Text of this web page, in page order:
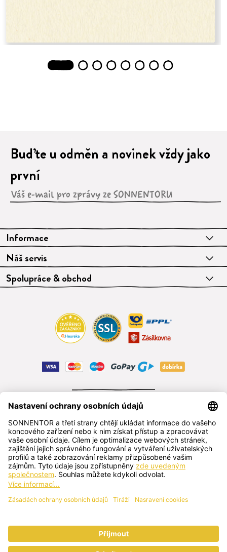
2 3 4 5 6 7 8
Informace
Náš servis
Spolupráce & obchod
Buďte u odměn a novinek vždy jako
první
čeština
SONNENTOR s.r.o.
Příhon 943, 696 15 Čejkovice, Česká republika
+420 518 362 687 sonnentor@sonnentor.cz